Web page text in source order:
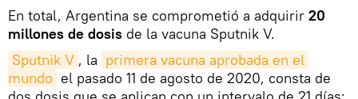
En total, Argentina se comprometió a adquirir 20
millones de dosis de la vacuna Sputnik V.
Sputnik V , la primera vacuna aprobada en el
mundo el pasado 11 de agosto de 2020, consta de